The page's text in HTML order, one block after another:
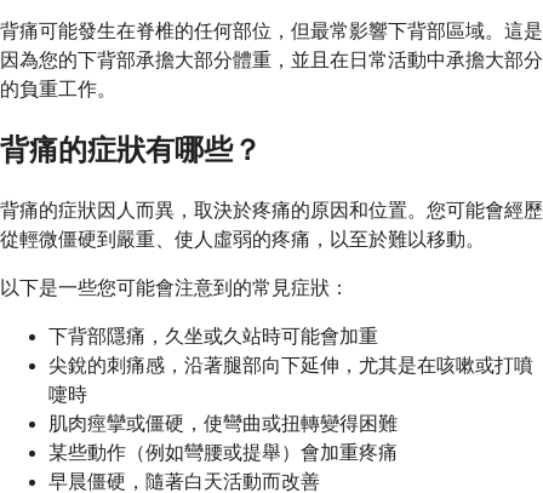
背痛可能發生在脊椎的任何部位，但最常影響下背部區域。這是
因為您的下背部承擔大部分體重，並且在日常活動中承擔大部分
的負重工作。
背痛的症狀有哪些？
背痛的症狀因人而異，取決於疼痛的原因和位置。您可能會經歷
從輕微僵硬到嚴重、使人虛弱的疼痛，以至於難以移動。
以下是一些您可能會注意到的常見症狀：
下背部隱痛，久坐或久站時可能會加重
尖銳的刺痛感，沿著腿部向下延伸，尤其是在咳嗽或打噴
嚏時
肌肉痙攣或僵硬，使彎曲或扭轉變得困難
某些動作（例如彎腰或提舉）會加重疼痛
早晨僵硬，隨著白天活動而改善